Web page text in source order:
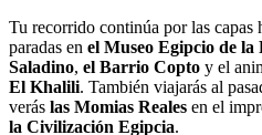
Tu recorrido continúa por las capas
paradas en el Museo Egipcio de
Saladino, el Barrio Copto y el
El Khalili. También viajarás al
verás las Momias Reales en el
la Civilización Egipcia.